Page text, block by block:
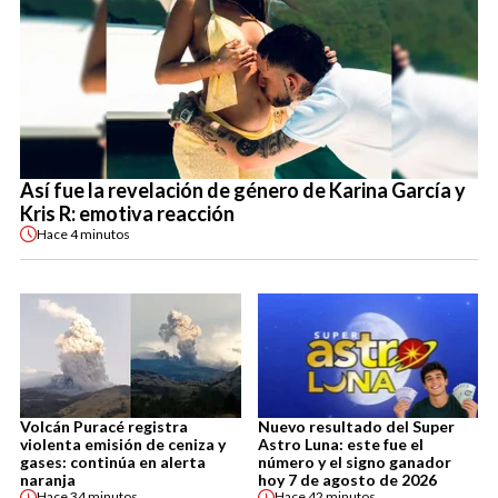
Así fue la revelación de género de Karina García y
Kris R: emotiva reacción
Hace4 minutos
Volcán Puracé registra
violenta emisión de ceniza y
gases: continúa en alerta
naranja
Nuevo resultado del Super
Astro Luna: este fue el
número y el signo ganador
hoy 7 de agosto de 2026